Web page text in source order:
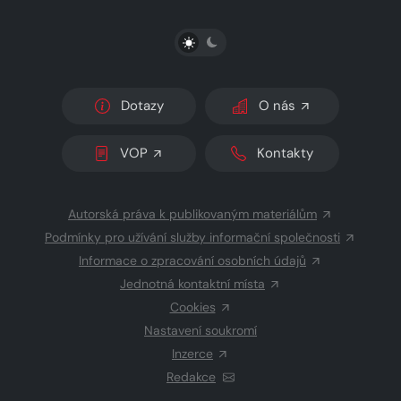
PŘEPNOUT SVĚTLÝ/TMAVÝ REŽIM
Dotazy O nás
VOP Kontakty
Autorská práva k publikovaným materiálům
Podmínky pro užívání služby informační společnosti
Informace o zpracování osobních údajů
Jednotná kontaktní místa
Cookies
Nastavení soukromí
Inzerce
Redakce